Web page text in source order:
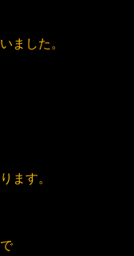
ました。
ます。